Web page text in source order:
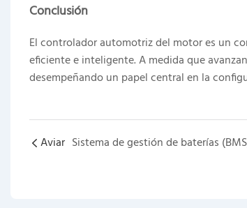
Conclusión
El controlador automotriz del motor es un
eficiente e inteligente. A medida que
desempeñando un papel central en la
Aviar